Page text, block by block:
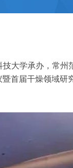
大学承办， 常州
首届干燥领域研